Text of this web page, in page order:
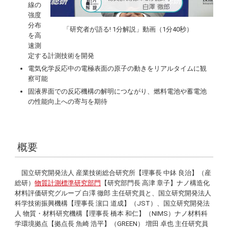
「研究者が語る! 1分解説」動画（1分40秒）
線の
強度
分布
を高
速測
定する計測技術を開発
電気化学反応中の電極表面の原子の動きをリアルタイムに観
察可能
固液界面での反応機構の解明につながり、燃料電池や蓄電池
の性能向上への寄与を期待
概要
国立研究開発法人 産業技術総合研究所【理事長 中鉢 良治】（産
総研）物質計測標準研究部門 【研究部門長 高津 章子】ナノ構造化
材料評価研究グループ 白澤 徹郎 主任研究員と、国立研究開発法人
科学技術振興機構【理事長 濵口 道成】（JST）、国立研究開発法
人 物質・材料研究機構【理事長 橋本 和仁】（NIMS）ナノ材料科
学環境拠点【拠点長 魚崎 浩平】（GREEN） 増田 卓也 主任研究員